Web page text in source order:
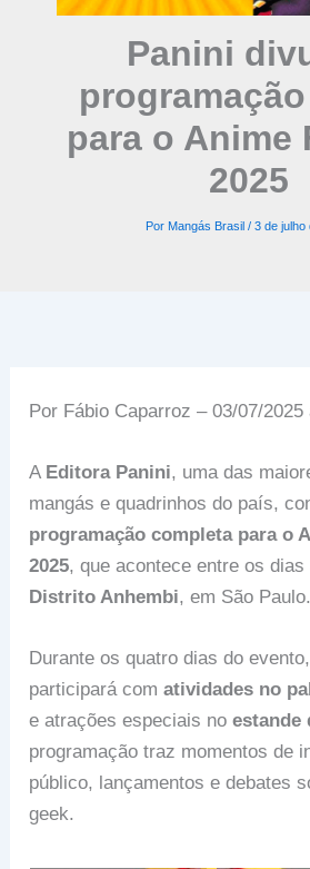
Panini
para o Anime
2025
Por Mangás Brasil / 3 de julho
Por Fábio Caparroz – 03/07/2025
A Editora Panini, uma das
mangás e quadrinhos do país,
programação completa para o
2025, que acontece entre os dias
Distrito Anhembi, em São Paulo.
Durante os quatro dias do
participará comatividades no
e atrações especiais noestande
programação traz momentos de
público, lançamentos e debates
geek.